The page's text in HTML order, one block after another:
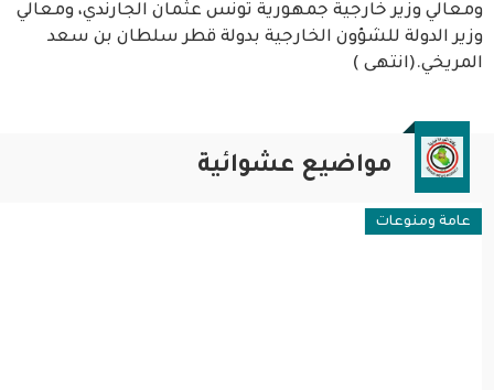
ومعالي وزير خارجية جمهورية تونس عثمان الجارندي، ومعالي
وزير الدولة للشؤون الخارجية بدولة قطر سلطان بن سعد
المريخي.(انتهى )
مواضيع عشوائية
عامة ومنوعات